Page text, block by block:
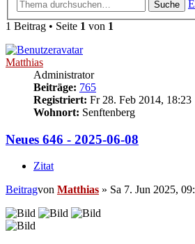
Suche
1 Beitrag • Seite 1 von 1
Matthias
Administrator
Beiträge: 765
Registriert: Fr 28. Feb 2014, 18:23
Wohnort: Senftenberg
Neues 646 - 2025-06-08
Zitat
Beitragvon Matthias » Sa 7. Jun 2025,